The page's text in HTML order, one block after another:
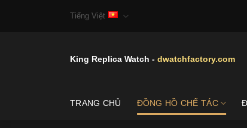
Tiếng Việt
King Replica Watch - dwatchfactory.com
TRANG CHỦ ĐỒNG HỒ CHẾ TÁC